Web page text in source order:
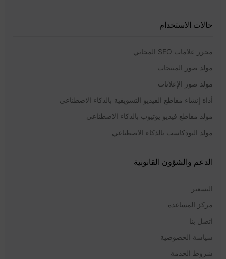
حالات الاستخدام
محرر علامات SEO المجاني
مولد صور المنتجات
مولد صور الإعلانات
أداة إنشاء مقاطع الفيديو التسويقية بالذكاء الاصطناعي
مولد مقاطع فيديو يوتيوب بالذكاء الاصطناعي
مولد البودكاست بالذكاء الاصطناعي
الدعم والشؤون القانونية
التسعير
مركز المساعدة
اتصل بنا
سياسة الخصوصية
شروط الخدمة